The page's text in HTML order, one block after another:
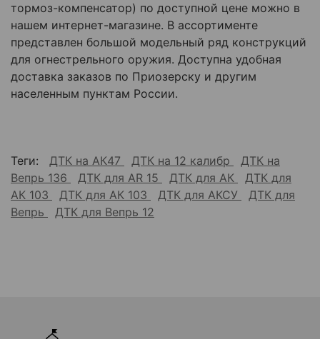
тормоз-компенсатор) по доступной цене можно в
нашем интернет-магазине. В ассортименте
представлен большой модельный ряд конструкций
для огнестрельного оружия. Доступна удобная
доставка заказов по Приозерску и другим
населенным пунктам России.
Теги: ДТК на АК47 ДТК на 12 калибр
ДТК на
Вепрь 136
ДТК для AR 15 ДТК для АК
ДТК для
АК 103
ДТК для АК 103 ДТК для АКСУ
ДТК для
Вепрь
ДТК для Вепрь 12